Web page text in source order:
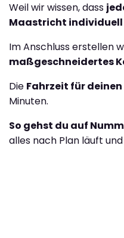
Weil wir wissen, dass
Maastricht
Im Anschluss erstellen
maßgeschneidertes
Die Fahrzeit für
Minuten.
So gehst du auf
alles nach Plan läuft